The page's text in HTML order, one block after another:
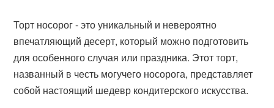
Торт носорог - это уникальный и невероятно
впечатляющий десерт, который можно подготовить
для особенного случая или праздника. Этот торт,
названный в честь могучего носорога, представляет
собой настоящий шедевр кондитерского искусства.